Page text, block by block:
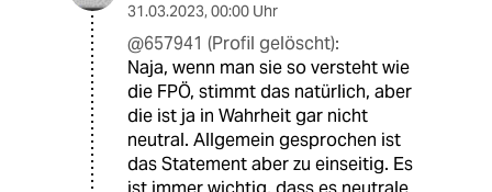
31.03.2023, 00:00 Uhr
@657941 (Profil gelöscht):
Naja, wenn man sie so versteht wie
die FPÖ, stimmt das natürlich, aber
die ist ja in Wahrheit gar nicht
neutral. Allgemein gesprochen ist
das Statement aber zu einseitig. Es